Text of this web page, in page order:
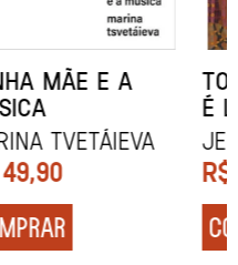
TODA CAIXA-PRETA
É LARANJA
Jeovanna Vieira
R$ 89,90
COMPRAR